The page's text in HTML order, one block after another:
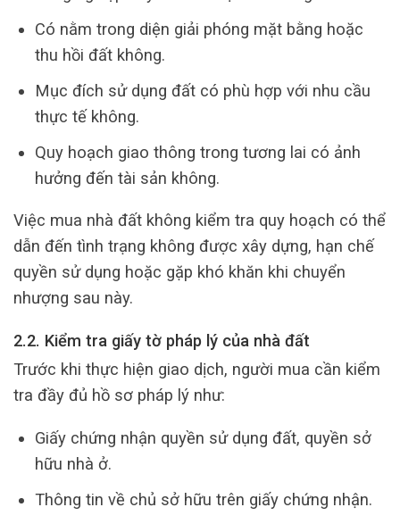
Có nằm trong diện giải phóng mặt bằng hoặc
thu hồi đất không.
Mục đích sử dụng đất có phù hợp với nhu cầu
thực tế không.
Quy hoạch giao thông trong tương lai có ảnh
hưởng đến tài sản không.
Việc mua nhà đất không kiểm tra quy hoạch có thể
dẫn đến tình trạng không được xây dựng, hạn chế
quyền sử dụng hoặc gặp khó khăn khi chuyển
nhượng sau này.
2.2. Kiểm tra giấy tờ pháp lý của nhà đất
Trước khi thực hiện giao dịch, người mua cần kiểm
tra đầy đủ hồ sơ pháp lý như:
Giấy chứng nhận quyền sử dụng đất, quyền sở
hữu nhà ở.
Thông tin về chủ sở hữu trên giấy chứng nhận.